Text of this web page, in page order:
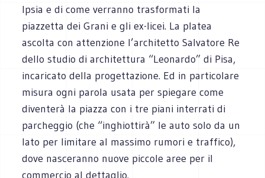
Ipsia e di come verranno trasformati la
piazzetta dei Grani e gli ex-licei. La platea
ascolta con attenzione l’architetto Salvatore Re
dello studio di architettura “Leonardo” di Pisa,
incaricato della progettazione. Ed in particolare
misura ogni parola usata per spiegare come
diventerà la piazza con i tre piani interrati di
parcheggio (che “inghiottirà” le auto solo da un
lato per limitare al massimo rumori e traffico),
dove nasceranno nuove piccole aree per il
commercio al dettaglio.